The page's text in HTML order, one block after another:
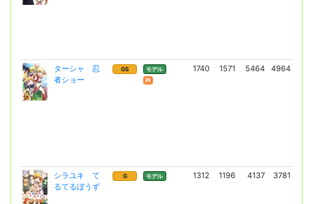
ターシャ 忍
者ショー
GS
モデル
Pl
1740 1571 5464 4964
シラユキ て
るてるぼうず
G モデル 1312 1196 4137 3781